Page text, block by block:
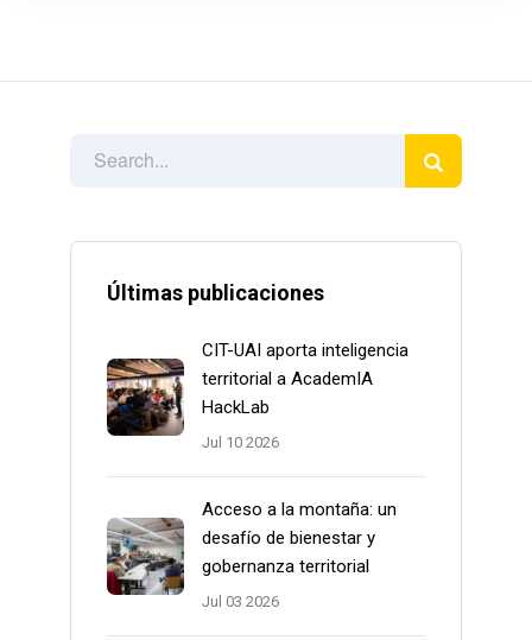
Últimas publicaciones
CIT-UAI aporta inteligencia
territorial a AcademIA
HackLab
Jul 10 2026
Acceso a la montaña: un
desafío de bienestar y
gobernanza territorial
Jul 03 2026